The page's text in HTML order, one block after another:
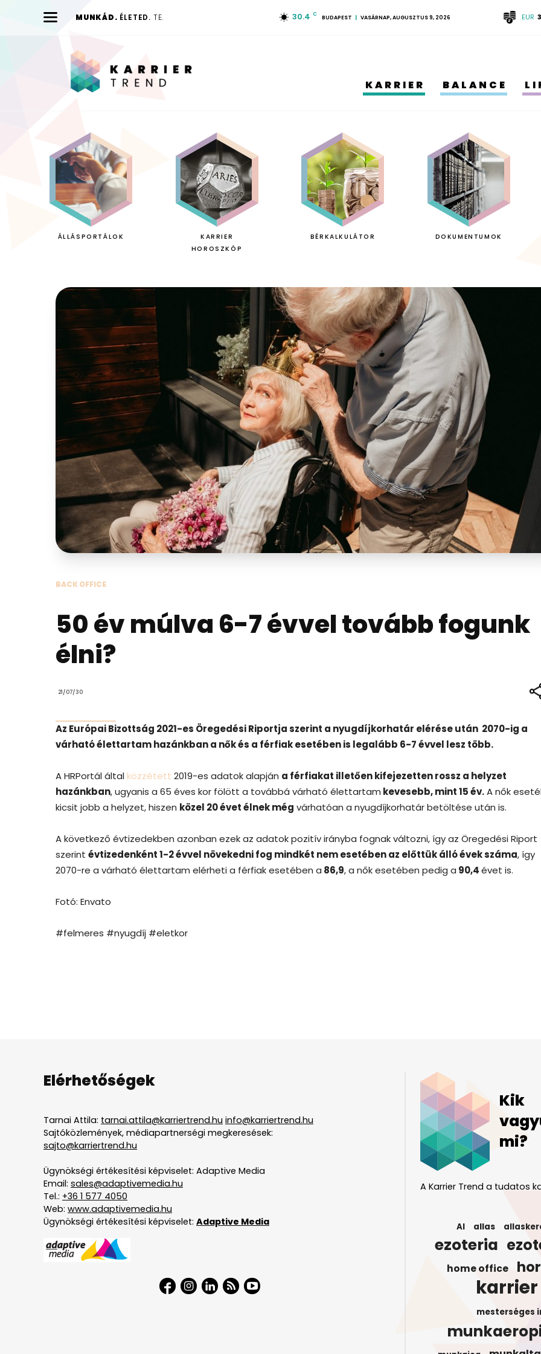
MUNKÁD. ÉLETED. TE. 30.4 C BUDAPEST VASÁRNAP, AUGUSZTUS 9, 2026 EUR
KARRIER BALANCE
ÁLLÁSPORTÁLOK
KARRIER
HOROSZKÓP
BÉRKALKULÁTOR DOKUMENTUMOK
BACK OFFICE
50 év múlva 6-7 évvel tovább fogunk
élni?
21/07/30
Az Európai Bizottság 2021-es Öregedési Riportja szerint a nyugdíjkorhatár elérése után 2070-ig a
várható élettartam hazánkban a nők és a férfiak esetében is legalább 6-7 évvel lesz több.
A HRPortál által közzétett 2019-es adatok alapján a férfiakat illetően kifejezetten rossz a helyzet
hazánkban, ugyanis a 65 éves kor fölött a továbbá várható élettartam kevesebb, mint 15 év.A nők
kicsit jobb a helyzet, hiszen közel 20 évet élnek még várhatóan a nyugdíjkorhatár betöltése után is.
A következő évtizedekben azonban ezek az adatok pozitív irányba fognak változni, így az Öregedési Riport
szerint évtizedenként 1-2 évvel növekedni fog mindkét nem esetében az előttük álló évek száma, így
2070-re a várható élettartam elérheti a férfiak esetében a 86,9, a nők esetében pedig a 90,4évet is.
Fotó: Envato
#felmeres #nyugdíj #eletkor
Elérhetőségek
Tarnai Attila: tarnai.attila@karriertrend.hu info@karriertrend.hu
Sajtóközlemények, médiapartnerségi megkeresések:
sajto@karriertrend.hu
Ügynökségi értékesítési képviselet: Adaptive Media
Email: sales@adaptivemedia.hu
Tel.: +36 1 577 4050
Web: www.adaptivemedia.hu
Ügynökségi értékesítési képviselet: Adaptive Media
Kik
mi?
A Karrier Trend a tudatos
AI allas
ezoteria
home office
karrier
mesterséges